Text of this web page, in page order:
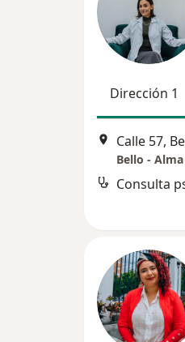
Dirección 1
Calle 57,
Consulta